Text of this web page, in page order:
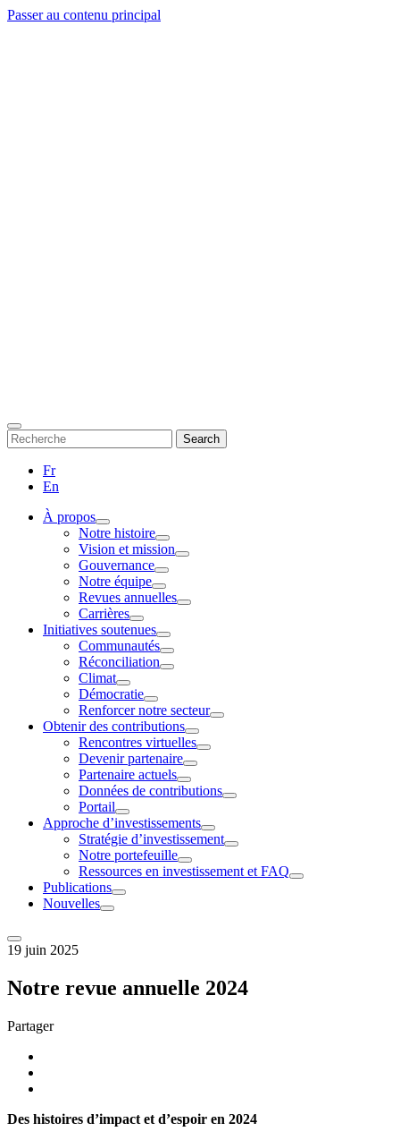
Passer au contenu principal
Search Search
Fr
En
À propos
Notre histoire
Vision et mission
Gouvernance
Notre équipe
Revues annuelles
Carrières
Initiatives soutenues
Communautés
Réconciliation
Climat
Démocratie
Renforcer notre secteur
Obtenir des contributions
Rencontres virtuelles
Devenir partenaire
Partenaire actuels
Données de contributions
Portail
Approche d’investissements
Stratégie d’investissement
Notre portefeuille
Ressources en investissement et FAQ
Publications
Nouvelles
19 juin 2025
Notre revue annuelle 2024
Partager
Des histoires d’impact et d’espoir en 2024